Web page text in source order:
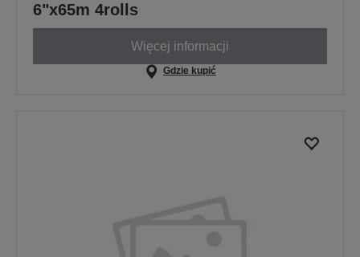
6"x65m 4rolls
Więcej informacji
Gdzie kupić